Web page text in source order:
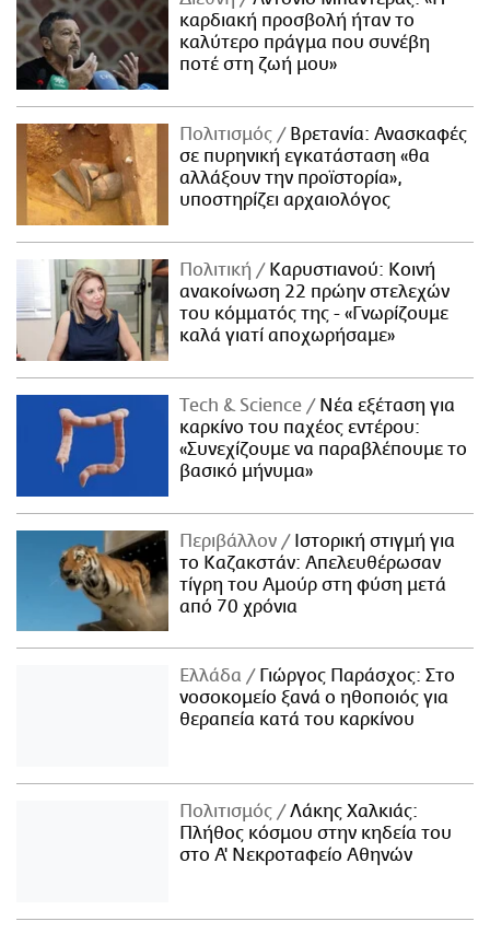
καρδιακή προσβολή ήταν το
καλύτερο πράγμα που συνέβη
ποτέ στη ζωή μου»
Πολιτισμός
Βρετανία: Ανασκαφές
σε πυρηνική εγκατάσταση «θα
αλλάξουν την προϊστορία»,
υποστηρίζει αρχαιολόγος
Πολιτική
Καρυστιανού: Κοινή
ανακοίνωση 22 πρώην στελεχών
του κόμματός της - «Γνωρίζουμε
καλά γιατί αποχωρήσαμε»
Τech & Science
Νέα εξέταση για
καρκίνο του παχέος εντέρου:
«Συνεχίζουμε να παραβλέπουμε το
βασικό μήνυμα»
Περιβάλλον
Ιστορική στιγμή για
το Καζακστάν: Απελευθέρωσαν
τίγρη του Αμούρ στη φύση μετά
από 70 χρόνια
Ελλάδα
Γιώργος Παράσχος: Στο
νοσοκομείο ξανά ο ηθοποιός για
θεραπεία κατά του καρκίνου
Πολιτισμός
Λάκης Χαλκιάς:
Πλήθος κόσμου στην κηδεία του
στο Α' Νεκροταφείο Αθηνών